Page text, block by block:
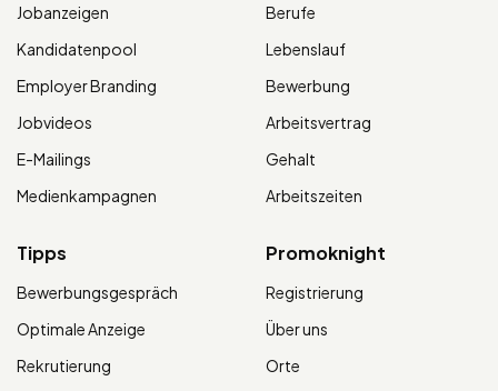
Jobanzeigen
Kandidatenpool
Employer Branding
Jobvideos
E-Mailings
Medienkampagnen
Berufe
Lebenslauf
Bewerbung
Arbeitsvertrag
Gehalt
Arbeitszeiten
Tipps
Bewerbungsgespräch
Optimale Anzeige
Rekrutierung
Promoknight
Registrierung
Über uns
Orte